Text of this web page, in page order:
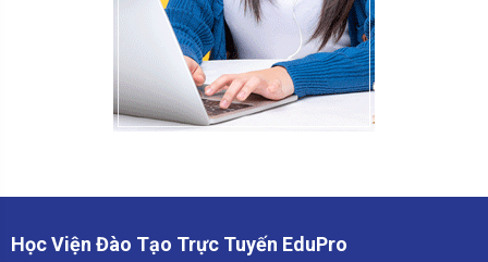
Học Viện Đào Tạo Trực Tuyến EduPro